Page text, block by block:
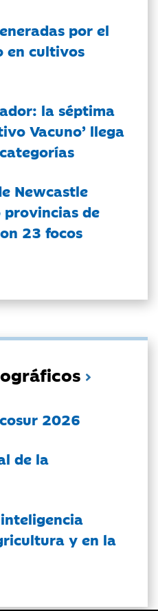
por el
en cultivos
la séptima
Vacuno’ llega
Newcastle
de
23 focos
2026
de la
y en la